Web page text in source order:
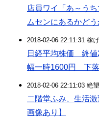
店員ワイ「あ～う
ムセンにあるかど
2018-02-06 22:11:31 稼
日経平均株価 終
幅一時1600円 下
2018-02-06 22:11:03 絶
二階堂ふみ、生活
画像あり】